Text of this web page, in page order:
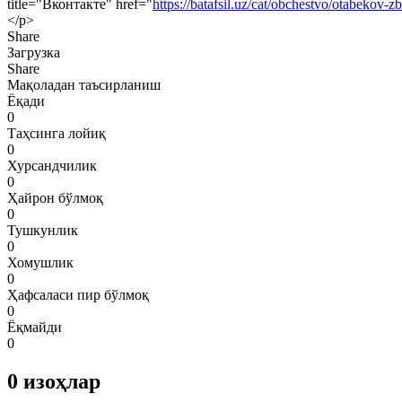
title="Вконтакте" href="https://batafsil.uz/cat/obchestvo/otabekov-
</p>
Share
Загрузка
Share
Мақоладан таъсирланиш
Ёқади
0
Таҳсинга лойиқ
0
Хурсандчилик
0
Ҳайрон бўлмоқ
0
Тушкунлик
0
Хомушлик
0
Ҳафсаласи пир бўлмоқ
0
Ёқмайди
0
0 изоҳлар